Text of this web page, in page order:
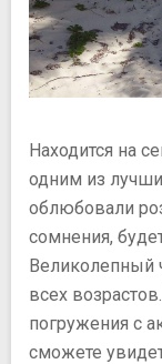
Находится на
одним из
облюбовали
сомнения,
Великолепный
всех
погружения с
сможете